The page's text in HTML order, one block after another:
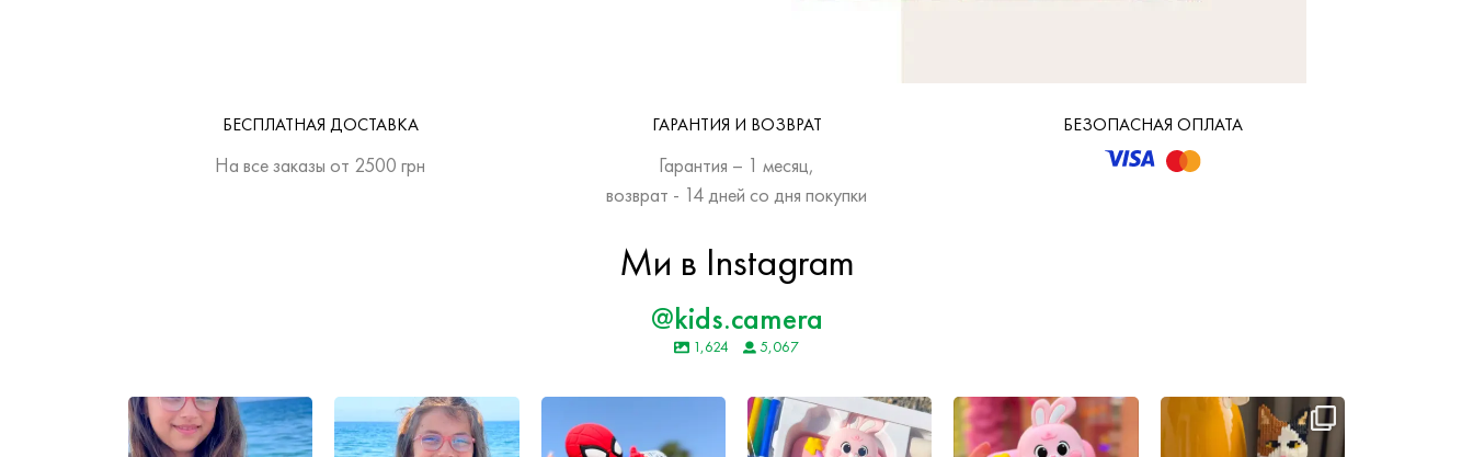
БЕСПЛАТНАЯ ДОСТАВКА
На все заказы от 2500 грн
ГАРАНТИЯ И ВОЗВРАТ
Гарантия – 1 месяц,
возврат - 14 дней со дня покупки
БЕЗОПАСНАЯ ОПЛАТА
Ми в Instagram
@kids.camera
1,624 5,067
Jul 9 Jul 5 Jul 2 Jun 9 Jun 4